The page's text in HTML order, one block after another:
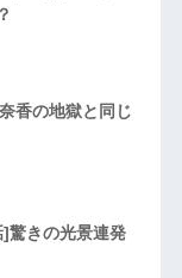
香の地獄と同じ
驚きの光景連発